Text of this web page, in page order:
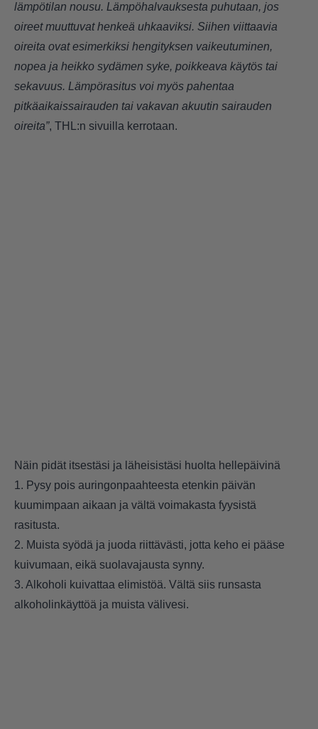
lämpötilan nousu. Lämpöhalvauksesta puhutaan, jos
oireet muuttuvat henkeä uhkaaviksi. Siihen viittaavia
oireita ovat esimerkiksi hengityksen vaikeutuminen,
nopea ja heikko sydämen syke, poikkeava käytös tai
sekavuus. Lämpörasitus voi myös pahentaa
pitkäaikaissairauden tai vakavan akuutin sairauden
oireita”, THL:n sivuilla kerrotaan.
Näin pidät itsestäsi ja läheisistäsi huolta hellepäivinä
1. Pysy pois auringonpaahteesta etenkin päivän
kuumimpaan aikaan ja vältä voimakasta fyysistä
rasitusta.
2. Muista syödä ja juoda riittävästi, jotta keho ei pääse
kuivumaan, eikä suolavajausta synny.
3. Alkoholi kuivattaa elimistöä. Vältä siis runsasta
alkoholinkäyttöä ja muista välivesi.